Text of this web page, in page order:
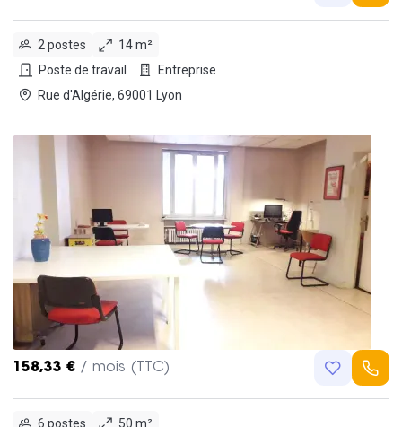
2 postes
14 m²
Poste de travail
Entreprise
Rue d'Algérie, 69001 Lyon
158,33 € / mois (TTC)
6 postes
50 m²